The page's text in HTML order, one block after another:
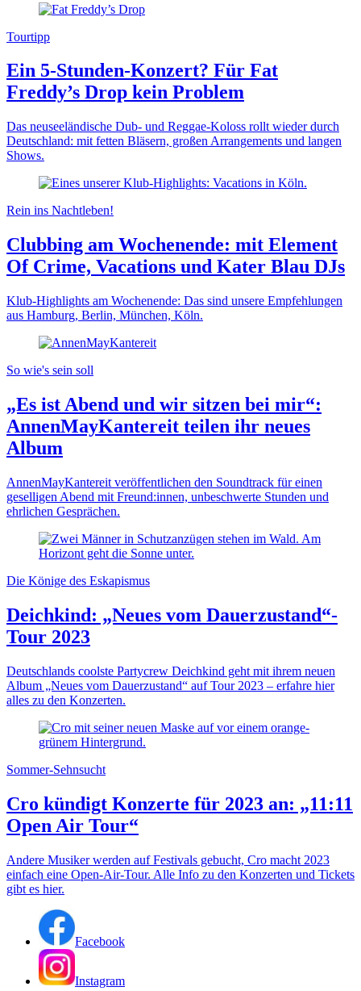
Tourtipp
Ein 5-Stunden-Konzert? Für Fat
Freddy’s Drop kein Problem
Das neuseeländische Dub- und Reggae-Koloss rollt wieder durch
Deutschland: mit fetten Bläsern, großen Arrangements und langen
Shows.
Rein ins Nachtleben!
Clubbing am Wochenende: mit Element
Of Crime, Vacations und Kater Blau DJs
Klub-Highlights am Wochenende: Das sind unsere Empfehlungen
aus Hamburg, Berlin, München, Köln.
So wie's sein soll
„Es ist Abend und wir sitzen bei mir“:
AnnenMayKantereit teilen ihr neues
Album
AnnenMayKantereit veröffentlichen den Soundtrack für einen
geselligen Abend mit Freund:innen, unbeschwerte Stunden und
ehrlichen Gesprächen.
Die Könige des Eskapismus
Deichkind: „Neues vom Dauerzustand“-
Tour 2023
Deutschlands coolste Partycrew Deichkind geht mit ihrem neuen
Album „Neues vom Dauerzustand“ auf Tour 2023 – erfahre hier
alles zu den Konzerten.
Sommer-Sehnsucht
Cro kündigt Konzerte für 2023 an: „11:11
Open Air Tour“
Andere Musiker werden auf Festivals gebucht, Cro macht 2023
einfach eine Open-Air-Tour. Alle Info zu den Konzerten und Tickets
gibt es hier.
Facebook
Instagram